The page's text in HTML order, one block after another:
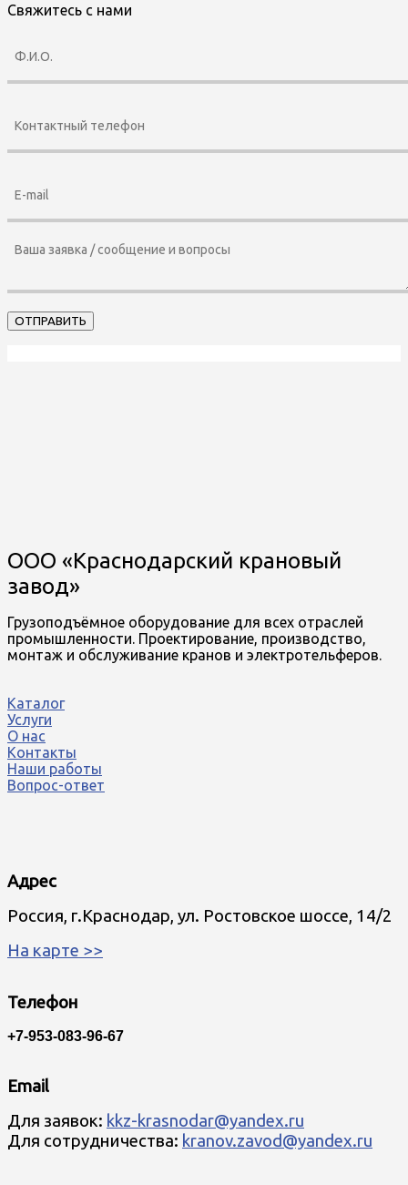
Свяжитесь с нами
ООО «Краснодарский крановый
завод»
Грузоподъёмное оборудование для всех отраслей
промышленности. Проектирование, производство,
монтаж и обслуживание кранов и электротельферов.
Каталог
Услуги
О нас
Контакты
Наши работы
Вопрос-ответ
Адрес
Россия, г.Краснодар, ул. Ростовское шоссе, 14/2
На карте >>
Телефон
+7-953-083-96-67
Email
Для заявок: kkz-krasnodar@yandex.ru
Для сотрудничества: kranov.zavod@yandex.ru